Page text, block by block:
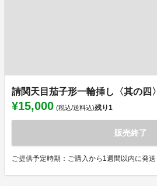
請関天目茄子形一輪挿し〈其の四〉
¥15,000 (税込/送料込)残り1
販売終了
ご提供予定時期：ご購入から1週間以内に発送